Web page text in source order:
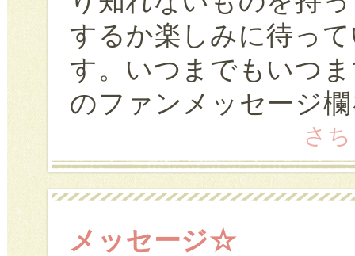
するか楽しみに待っ
す。いつまでもいつ
のファンメッセージ
さ
メッセージ☆